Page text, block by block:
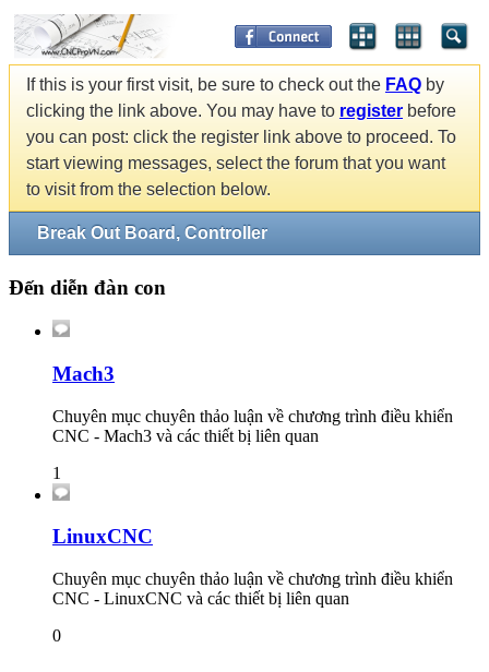
If this is your first visit, be sure to check out the FAQ by
clicking the link above. You may have to register before
you can post: click the register link above to proceed. To
start viewing messages, select the forum that you want
to visit from the selection below.
Break Out Board, Controller
Đến diễn đàn con
Mach3
Chuyên mục chuyên thảo luận về chương trình điều khiển
CNC - Mach3 và các thiết bị liên quan
1
LinuxCNC
Chuyên mục chuyên thảo luận về chương trình điều khiển
CNC - LinuxCNC và các thiết bị liên quan
0